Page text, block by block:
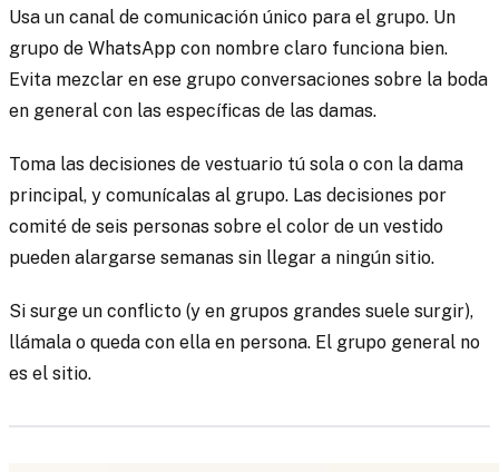
Usa un canal de comunicación único para el grupo. Un
grupo de WhatsApp con nombre claro funciona bien.
Evita mezclar en ese grupo conversaciones sobre la boda
en general con las específicas de las damas.
Toma las decisiones de vestuario tú sola o con la dama
principal, y comunícalas al grupo. Las decisiones por
comité de seis personas sobre el color de un vestido
pueden alargarse semanas sin llegar a ningún sitio.
Si surge un conflicto (y en grupos grandes suele surgir),
llámala o queda con ella en persona. El grupo general no
es el sitio.